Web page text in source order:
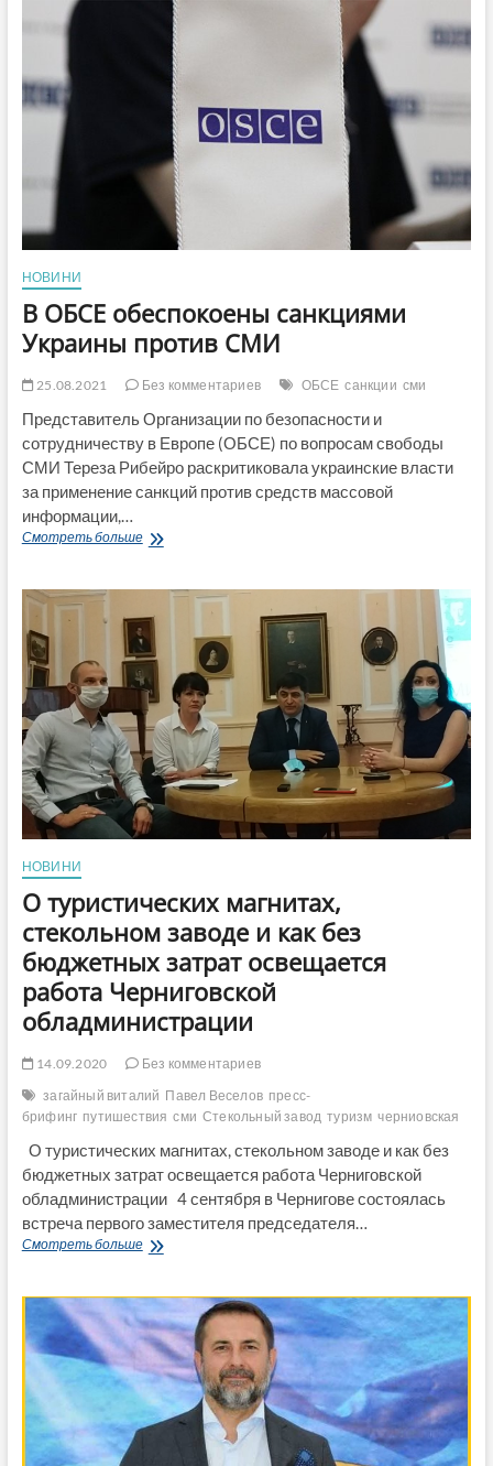
налагодити
діалог
правоохоронців
захисту
журналістів,
–
Олег
Чиж
групи
НОВИНИ
В ОБСЕ обеспокоены санкциями
Украины против СМИ
25.08.2021 Без комментариев ОБСЕ санкции сми
Представитель Организации по безопасности и
сотрудничеству в Европе (ОБСЕ) по вопросам свободы
СМИ Тереза Рибейро раскритиковала украинские власти
за применение санкций против средств массовой
информации,…
Смотреть большеВ
санкциями
Украины
против
СМИ
НОВИНИ
О туристических магнитах,
стекольном заводе и как без
бюджетных затрат освещается
работа Черниговской
обладминистрации
14.09.2020
Без комментариев
загайный виталий Павел Веселов пресс-
брифинг путишествия сми Стекольный завод туризм черниовская
О туристических магнитах, стекольном заводе и как без
бюджетных затрат освещается работа Черниговской
обладминистрации 4 сентября в Чернигове состоялась
встреча первого заместителя председателя…
Смотреть большеО
стекольном
заводе
и
как
без
бюджетных
затрат
освещается